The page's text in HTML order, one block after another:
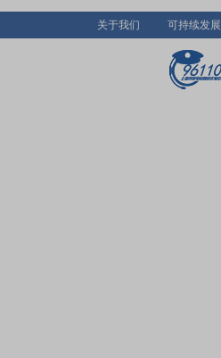
关于我们 可持续发展